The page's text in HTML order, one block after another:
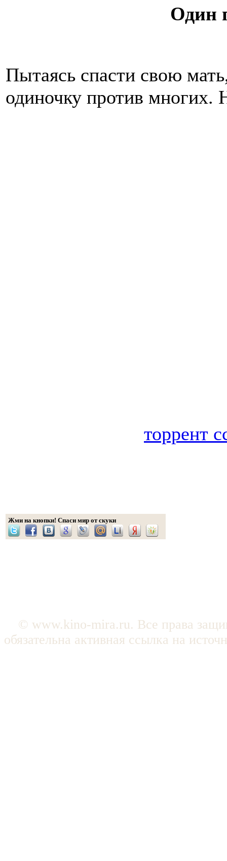
Один
Пытаясь спасти свою
одиночку против
торрент
Жми на кнопки! Спаси мир от скуки
© www.kino-mira.ru. Все права
обязательна активная ссылка на